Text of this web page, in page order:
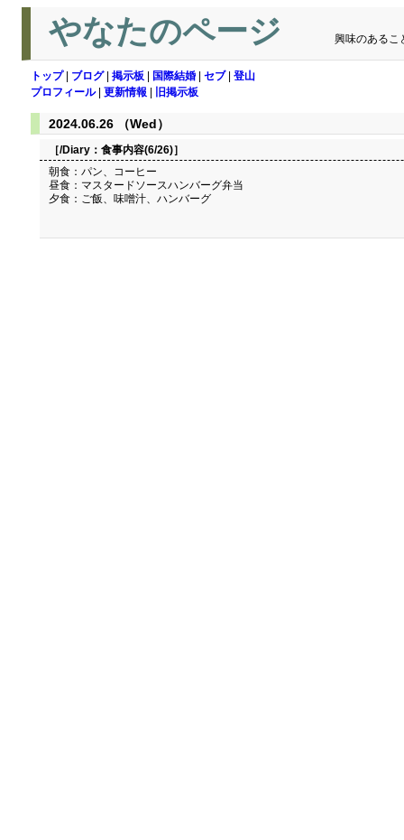
やなたのページ 興味のあるこ
トップ| ブログ| 掲示板 国際結婚 セブ| 登山
プロフィール| 更新情報 旧掲示板
2024.06.26 （Wed）
［/Diary： 食事内容(6/26)］
朝食：パン、コーヒー
昼食：マスタードソースハンバーグ弁当
夕食：ご飯、味噌汁、ハンバーグ